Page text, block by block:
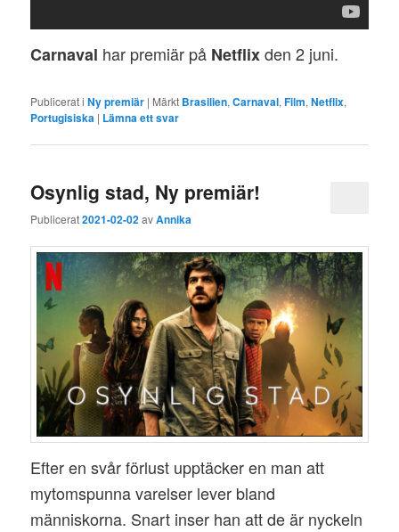
Carnaval har premiär på Netflixden 2 juni.
Publicerat i Ny premiär | Märkt Brasilien,Carnaval,Film,Netflix,
Portugisiska | Lämna ett svar
Osynlig stad, Ny premiär!
Publicerat2021-02-02avAnnika
Efter en svår förlust upptäcker en man att
mytomspunna varelser lever bland
människorna. Snart inser han att de är nyckeln